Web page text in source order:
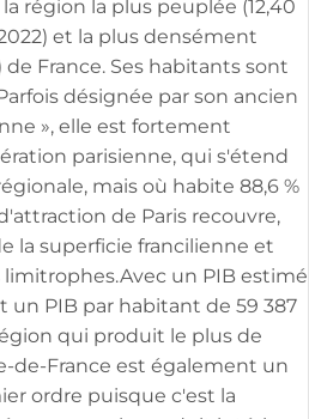
région la plus peuplée (12,40
et la plus densément
de France. Ses habitants sont
désignée par son ancien
», elle est fortement
parisienne, qui s'étend
mais où habite 88,6 %
de Paris recouvre,
la superficie francilienne et
un PIB estimé
un PIB par habitant de 59 387
qui produit le plus de
de-France est également un
ordre puisque c'est la